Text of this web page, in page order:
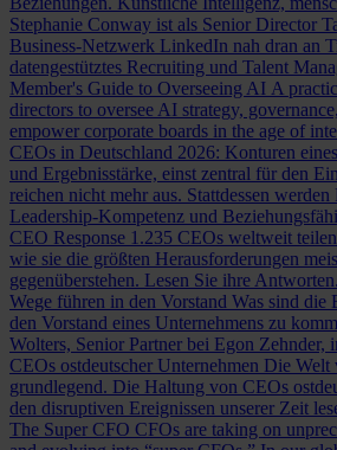
Stephanie Conway ist als Senior Director
Business-Netzwerk LinkedIn nah dran an
datengestütztes Recruiting und Talent
Member's Guide to Overseeing AI A
directors to oversee AI strategy,
empower corporate boards in the age of
CEOs in Deutschland 2026: Konturen
und Ergebnisstärke, einst zentral für den
reichen nicht mehr aus. Stattdessen
Leadership-Kompetenz und
CEO Response 1.235 CEOs weltweit
wie sie die größten Herausforderungen
gegenüberstehen. Lesen Sie ihre Antworten.
Wege führen in den Vorstand Was sind die
den Vorstand eines Unternehmens zu
Wolters, Senior Partner bei Egon Zehnder,
CEOs ostdeutscher Unternehmen Die Welt
grundlegend. Die Haltung von CEOs
den disruptiven Ereignissen unserer Zeit
The Super CFO CFOs are taking on